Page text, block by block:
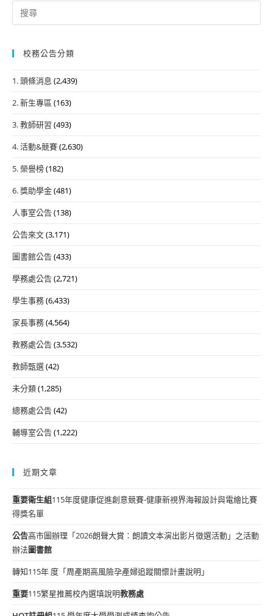
Search
for:
校務公告分類
1. 頭條消息 (2,439)
2. 新生專區 (163)
3. 教師研習 (493)
4. 活動&競賽(2,630)
5. 榮譽榜(182)
6. 獎助學金(481)
人事室公告(138)
公告來文(3,171)
圖書館公告(433)
學務處公告(2,721)
學生事務(6,433)
家長事務(4,564)
教務處公告(3,532)
教師甄選(42)
未分類(1,285)
總務處公告(42)
輔導室公告(1,222)
近期文章
重要衛生組115年度健康促進創意競賽-健康新視界海報設計與電繪比賽
得獎名單
公告高市圖辦理「2026朗聲大賞：朗讀文本演出影片徵選活動」之活動
辦法圖書館
轉知115年 度「周產期高風險孕產婦追蹤關懷計畫說明」
重要115繁星推薦校內選填說明教務處